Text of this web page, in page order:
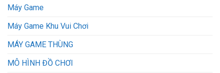
Máy Game
Máy Game Khu Vui Chơi
MÁY GAME THÙNG
MÔ HÌNH ĐỒ CHƠI